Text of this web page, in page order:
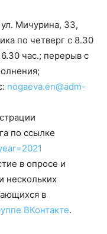
Мичурина, 33,
по четверг с 8.30
час.; перерыв с
nogaeva.en@adm-
по ссылке​
в опросе​ и​
нескольких
в
ВКонтакте.